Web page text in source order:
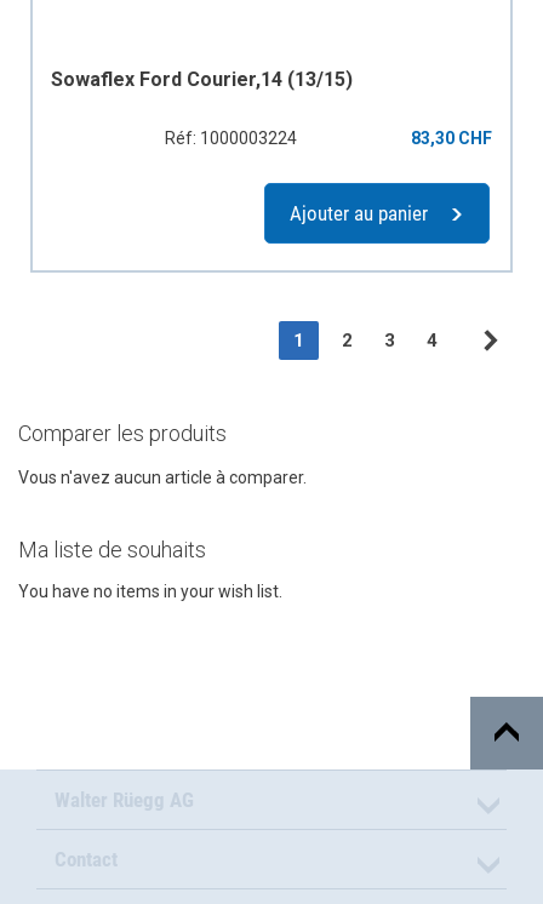
Sowaflex Ford Courier,14 (13/15)
Réf: 1000003224 83,30 CHF
Ajouter au panier
PageYou're currently reading
1 Page
2 Page
3 Page
4
Comparer les produits
Vous n'avez aucun article à comparer.
Ma liste de souhaits
You have no items in your wish list.
Walter Rüegg AG
Contact